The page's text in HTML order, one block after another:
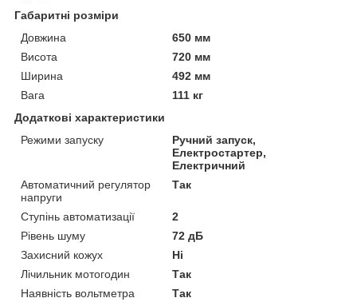
Габаритні розміри
Довжина
650 мм
Висота
720 мм
Ширина
492 мм
Вага
111 кг
Додаткові характеристики
Режими запуску
Ручний запуск,
Електростартер,
Електричний
Автоматичний регулятор
напруги
Так
Ступінь автоматизації
2
Рівень шуму
72 дБ
Захисний кожух
Ні
Лічильник мотогодин
Так
Наявність вольтметра
Так